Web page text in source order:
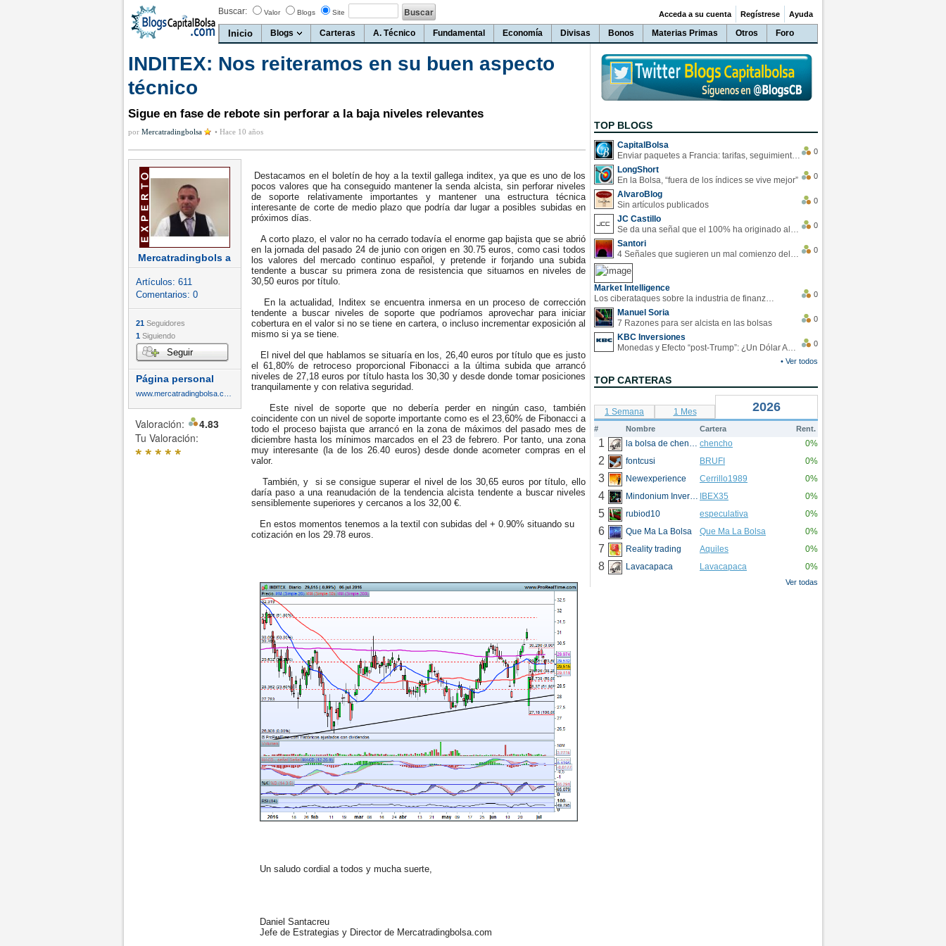
Buscar: Valor Blogs Site
Inicio Blogs Carteras A. Técnico Fundamental Economía Divisas Bonos Materias Primas Otros Foro
Acceda a su cuenta Regístrese Ayuda
INDITEX: Nos reiteramos en su buen aspecto
técnico
Sigue en fase de rebote sin perforar a la baja niveles relevantes
por Mercatradingbolsa • Hace 10 años
Mercatradingbols a
Artículos: 611
Comentarios: 0
21 Seguidores
1 Siguiendo
Seguir
Página personal
Valoración:
4.83
Tu Valoración:
*****
Destacamos en el boletín de hoy a la textil gallega inditex, ya que es uno de los
pocos valores que ha conseguido mantener la senda alcista, sin perforar niveles
de soporte relativamente importantes y mantener una estructura técnica
interesante de corte de medio plazo que podría dar lugar a posibles subidas en
próximos días.
A corto plazo, el valor no ha cerrado todavía el enorme gap bajista que se abrió
en la jornada del pasado 24 de junio con origen en 30.75 euros, como casi todos
los valores del mercado continuo español, y pretende ir forjando una subida
tendente a buscar su primera zona de resistencia que situamos en niveles de
30,50 euros por título.
En la actualidad, Inditex se encuentra inmersa en un proceso de corrección
tendente a buscar niveles de soporte que podríamos aprovechar para iniciar
cobertura en el valor si no se tiene en cartera, o incluso incrementar exposición al
mismo si ya se tiene.
El nivel del que hablamos se situaría en los, 26,40 euros por título que es justo
el 61,80% de retroceso proporcional Fibonacci a la última subida que arrancó
niveles de 27,18 euros por título hasta los 30,30 y desde donde tomar posiciones
tranquilamente y con relativa seguridad.
Este nivel de soporte que no debería perder en ningún caso, también
coincidente con un nivel de soporte importante como es el 23,60% de Fibonacci a
todo el proceso bajista que arrancó en la zona de máximos del pasado mes de
diciembre hasta los mínimos marcados en el 23 de febrero. Por tanto, una zona
muy interesante (la de los 26.40 euros) desde donde acometer compras en el
valor.
También, y si se consigue superar el nivel de los 30,65 euros por título, ello
daría paso a una reanudación de la tendencia alcista tendente a buscar niveles
sensiblemente superiores y cercanos a los 32,00 €.
En estos momentos tenemos a la textil con subidas del + 0.90% situando su
cotización en los 29.78 euros.
Un saludo cordial a todos y mucha suerte,
Daniel Santacreu
Jefe de Estrategias y Director de Mercatradingbolsa.com
TOP BLOGS
CapitalBolsa
Enviar paquetes a Francia: tarifas, seguimiento y ventajas destacadas
0
LongShort
En la Bolsa, “fuera de los índices se vive mejor”
0
AlvaroBlog
Sin artículos publicados
0
JC Castillo
Se da una señal que el 100% ha originado alzas en las bolsas
0
Santori
4 Señales que sugieren un mal comienzo del 3T de la economía EEUU
0
Market Intelligence
Los ciberataques sobre la industria de finanzas se han duplicado este año
0
Manuel Soria
7 Razones para ser alcista en las bolsas
0
KBC Inversiones
Monedas y Efecto “post-Trump”: ¿Un Dólar Americano operando en rangos?
0
• Ver todos
TOP CARTERAS
1 Semana 1 Mes 2026
# Nombre Cartera Rent.
1 la bolsa de chencho chencho 0%
2 fontcusi BRUFI 0%
3 Newexperience Cerrillo1989 0%
4 Mindonium Inversions IBEX35 0%
5 rubiod10 especulativa 0%
6 Que Ma La Bolsa Que Ma La Bolsa 0%
7 Reality trading Aquiles 0%
8 Lavacapaca Lavacapaca 0%
Ver todas